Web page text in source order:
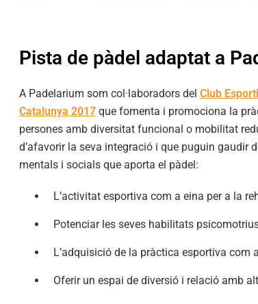
Pista de pàdel adaptat a
A Padelarium som col·laboradors del Club
Catalunya 2017 que fomenta i promociona la
persones amb diversitat funcional o mobilitat
d’afavorir la seva integració i que puguin gaudir
mentals i socials que aporta el pàdel:
L’activitat esportiva com a eina per a la
Potenciar les seves habilitats
L’adquisició de la pràctica esportiva com
Oferir un espai de diversió i relació amb